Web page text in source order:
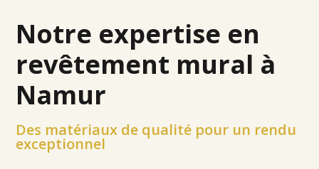
Notre expertise en
revêtement mural à
Namur
Des matériaux de qualité pour un rendu
exceptionnel